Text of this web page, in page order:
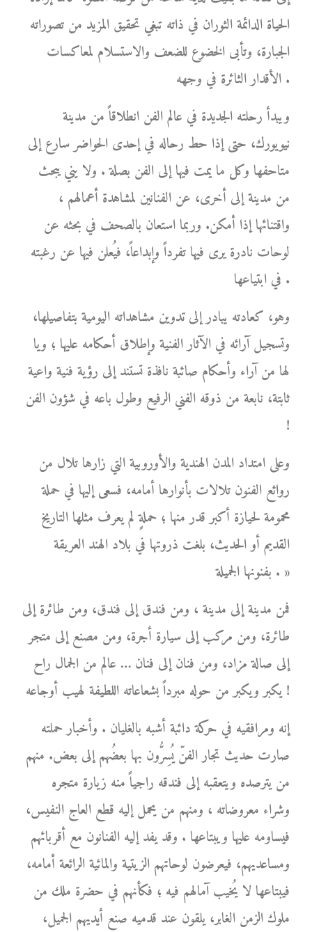
الحياة الدائمة الثوران في ذاته تبغي تحقيق المزيد من تصوراته
الجبارة، وتأبى الخضوع للضعف والاستسلام لمعاكسات
الأقدار الثائرة في وجهه .
ويبدأ رحلته الجديدة في عالم الفن انطلاقاً من مدينة
نيويورك، حتى إذا حط رحاله في إحدى الحواضر سارع إلى
متاحفها وكل ما يمت فيها إلى الفن بصلة . ولا يني يبحث
من مدينة إلى أخرى، عن الفنانين لمشاهدة أعمالهم ،
واقتنائها إذا أمكن. وربما استعان بالصحف في بحثه عن
لوحات نادرة يرى فيها تفرداً وإبداعاً، فيُعلن فيها عن رغبته
في ابتياعها .
وهو، كعادته يبادر إلى تدوين مشاهداته اليومية بتفاصيلها،
وتسجيل آرائه في الآثار الفنية وإطلاق أحكامه عليها ؛ ويا
لها من آراء وأحكام صائبة نافذة تستند إلى رؤية فنية واعية
ثابتة، نابعة من ذوقه الفني الرفيع وطول باعه في شؤون الفن
!
وعلى امتداد المدن الهندية والأوروبية التي زارها تلال من
روائع الفنون تلالات بأنوارها أمامه، فسعى إليها في حملة
محمومة لحيازة أكبر قدر منها ؛ حملةٍ لم يعرف مثلها التاريخ
القديم أو الحديث، بلغت ذروتها في بلاد الهند العريقة
بفنونها الجميلة . »
فمن مدينة إلى مدينة ، ومن فندق إلى فندق، ومن طائرة إلى
طائرة، ومن مركب إلى سيارة أجرة، ومن مصنع إلى متجر
إلى صالة مزاد، ومن فنان إلى فنان … عالم من الجمال راح
يكبر ويكبر من حوله مبرداً بشعاعاته اللطيفة لهيب أوجاعه !
إنه ومرافقيه في حركة دائبة أشبه بالغليان . وأخبار حملته
صارت حديث تجار الفنّ يُسِرُّون بها بعضُهم إلى بعض. منهم
من يترصده ويتعقبه إلى فندقه راجياً منه زيارة متجره
وشراء معروضاته ، ومنهم من يحمل إليه قطع العاج النفيس،
فيساومه عليها ويبتاعها . وقد يفد إليه الفنانون مع أقربائهم
ومساعديهم، فيعرضون لوحاتهم الزيتية والمائية الرائعة أمامه،
فيبتاعها لا يُخيب آمالهم فيه ؛ فكأنهم في حضرة ملك من
ملوك الزمن الغابر، يلقون عند قدميه صنع أيديهم الجميل،